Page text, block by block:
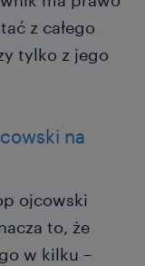
z całego
tylko z jego
na
ojcowski
to, że
w kilku –